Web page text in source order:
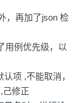
，再加了json 检
用例优先级，以
项 ,不能取消，
己修正